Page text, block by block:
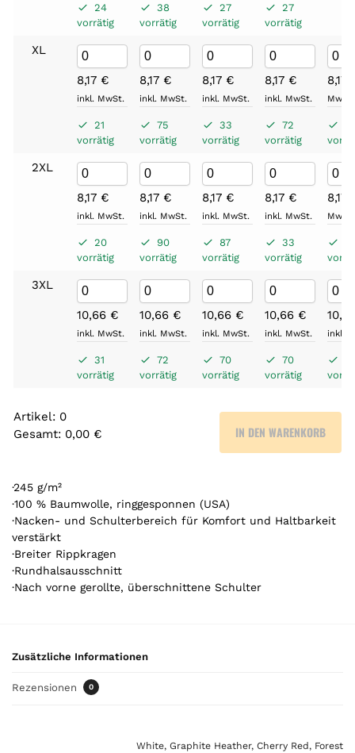
24
vorrätig
38
vorrätig
27
vorrätig
27
vorrätig
XL
8,17 €
inkl. MwSt.
21
vorrätig
8,17 €
inkl. MwSt.
75
vorrätig
8,17 €
inkl. MwSt.
33
vorrätig
8,17 €
inkl. MwSt.
72
vorrätig
8,17
MwSt.
2XL
8,17 €
inkl. MwSt.
20
vorrätig
8,17 €
inkl. MwSt.
90
vorrätig
8,17 €
inkl. MwSt.
87
vorrätig
8,17 €
inkl. MwSt.
33
vorrätig
8,17
MwSt.
3XL
10,66 €
inkl. MwSt.
31
vorrätig
10,66 €
inkl. MwSt.
72
vorrätig
10,66 €
inkl. MwSt.
70
vorrätig
10,66 €
inkl. MwSt.
70
vorrätig
inkl.
Artikel: 0
Gesamt: 0,00 €
r
t
i
k
e
l
.
r
IN DEN WARENKORB
·245 g/m²
·100 % Baumwolle, ringgesponnen (USA)
·Nacken- und Schulterbereich für Komfort und Haltbarkeit
verstärkt
·Breiter Rippkragen
·Rundhalsausschnitt
·Nach vorne gerollte, überschnittene Schulter
Zusätzliche Informationen
Rezensionen 0
White, Graphite Heather, Cherry Red, Forest